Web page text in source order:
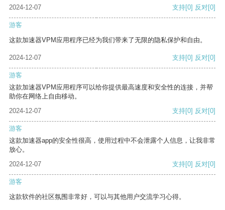
2024-12-07 支持[0] 反对[0]
游客
这款加速器VPM应用程序已经为我们带来了无限的隐私保护和自由。
2024-12-07 支持[0] 反对[0]
游客
这款加速器VPM应用程序可以给你提供最高速度和安全性的连接，并帮
助你在网络上自由移动。
2024-12-07
支持[0] 反对[0]
游客
这款加速器app的安全性很高，使用过程中不会泄露个人信息，让我非常
放心。
2024-12-07
支持[0] 反对[0]
游客
这款软件的社区氛围非常好，可以与其他用户交流学习心得。